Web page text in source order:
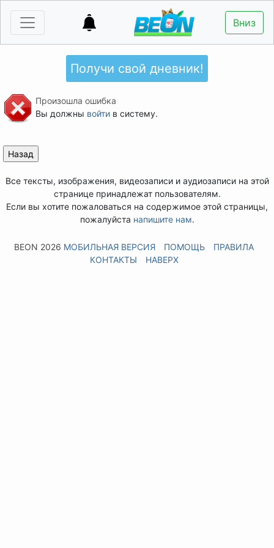
Вниз
Получи свой дневник!
Произошла ошибка
Вы должны войтив систему.
Все тексты, изображения, видеозаписи и аудиозаписи на этой
странице принадлежат пользователям.
Если вы хотите пожаловаться на содержимое этой страницы,
пожалуйста напишите нам.
BEON 2026 МОБИЛЬНАЯ ВЕРСИЯ ПОМОЩЬ
ПРАВИЛА
КОНТАКТЫ
НАВЕРХ